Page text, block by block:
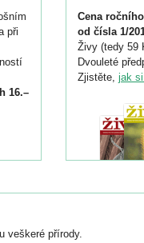
při
16.–
Cena
od čísla 1/
Živy (tedy 59
Dvouleté
Zjistěte, jak
veškeré přírody.